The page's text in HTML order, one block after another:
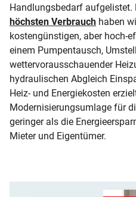
Handlungsbedarf aufgelistet.
höchsten Verbrauch haben
kostengünstigen, aber hoch-
einem Pumpentausch,
wettervorausschauender
hydraulischen Abgleich
Heiz- und Energiekosten
Modernisierungsumlage für
geringer als die
Mieter und Eigentümer.